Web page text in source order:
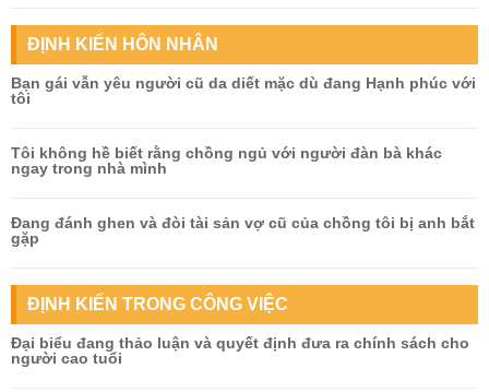
ĐỊNH KIẾN HÔN NHÂN
Bạn gái vẫn yêu người cũ da diết mặc dù đang Hạnh phúc với
tôi
Tôi không hề biết rằng chồng ngủ với người đàn bà khác
ngay trong nhà mình
Đang đánh ghen và đòi tài sản vợ cũ của chồng tôi bị anh bắt
gặp
ĐỊNH KIẾN TRONG CÔNG VIỆC
Đại biểu đang thảo luận và quyết định đưa ra chính sách cho
người cao tuổi